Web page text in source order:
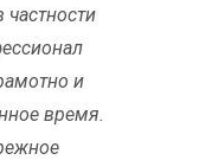
частности
и
время.